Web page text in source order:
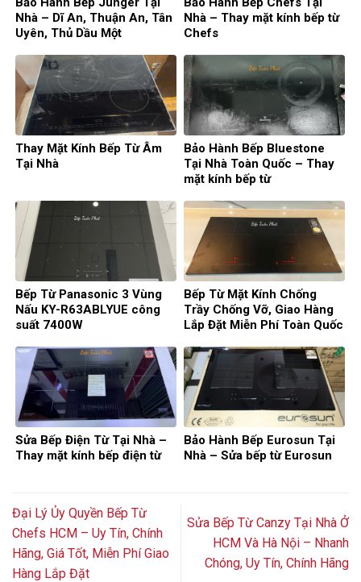
Nhà – Dĩ An, Thuận An, Tân
Uyên, Thủ Dầu Một
Nhà – Thay mặt kính bếp từ
Chefs
Thay Mặt Kính Bếp Từ Âm
Tại Nhà
Bảo Hành Bếp Bluestone
Tại Nhà Toàn Quốc – Thay
mặt kính bếp từ
Bếp Từ Panasonic 3 Vùng
Nấu KY-R63ABLYUE công
suất 7400W
Bếp Từ Mặt Kính Chống
Trầy Chống Vỡ, Giao Hàng
Lắp Đặt Miễn Phí Toàn Quốc
Sửa Bếp Điện Từ Tại Nhà –
Thay mặt kính bếp điện từ
Bảo Hành Bếp Eurosun Tại
Nhà – Sửa bếp từ Eurosun
Đại Lý Ủy Quyền Bếp Từ
Chefs HCM – Uy Tín, Chính
Hãng, Giá Tốt, Miễn Phí Giao
Hàng Lắp Đặt
Sửa Bếp Từ Canzy Tại Nhà Ở
HCM Và Hà Nội – Nhanh
Chóng, Uy Tín, Chính Hãng